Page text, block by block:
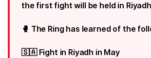
the first fight will be held in
🥊 The Ring has learned of the
🇸🇦 Fight in Riyadh in May